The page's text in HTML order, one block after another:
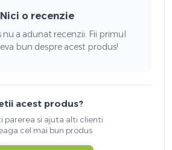
Nici o recenzie
a adunat recenzii. Fii primul
bun despre acest produs!
acest produs?
parerea si ajuta alti clienti
cel mai bun produs